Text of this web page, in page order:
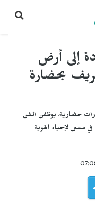
إلى أرض
بحضارة
حضارية، يوظفن الفن
مسعى لإحياء الهوية